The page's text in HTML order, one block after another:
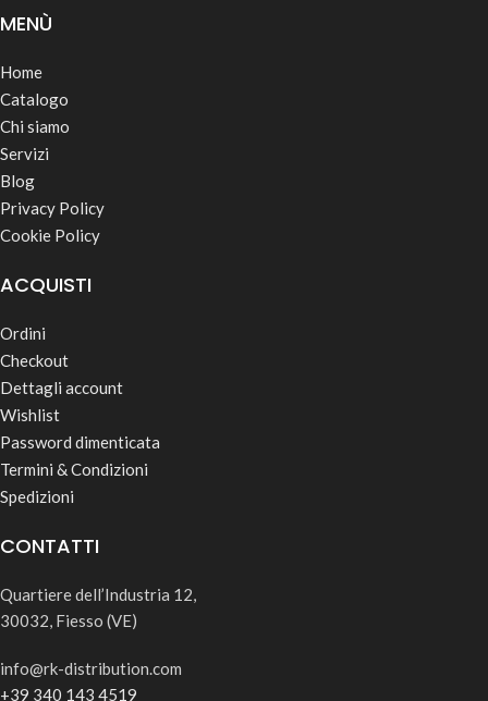
MENÙ
Home
Catalogo
Chi siamo
Servizi
Blog
Privacy Policy
Cookie Policy
ACQUISTI
Ordini
Checkout
Dettagli account
Wishlist
Password dimenticata
Termini & Condizioni
Spedizioni
CONTATTI
Quartiere dell’Industria 12,
30032, Fiesso (VE)
info@rk-distribution.com
+39 340 143 4519